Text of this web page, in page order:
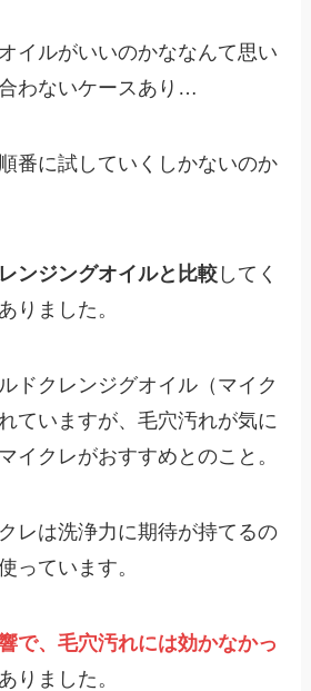
イルがいいのかななんて思い
わないケースあり…
番に試していくしかないのか
ンジングオイルと比較 してく
りました。
ドクレンジグオイル（マイク
ていますが、毛穴汚れが気に
イクレがおすすめとのこと。
レは洗浄力に期待が持てるの
っています。
で、毛穴汚れには効かなかっ
りました。